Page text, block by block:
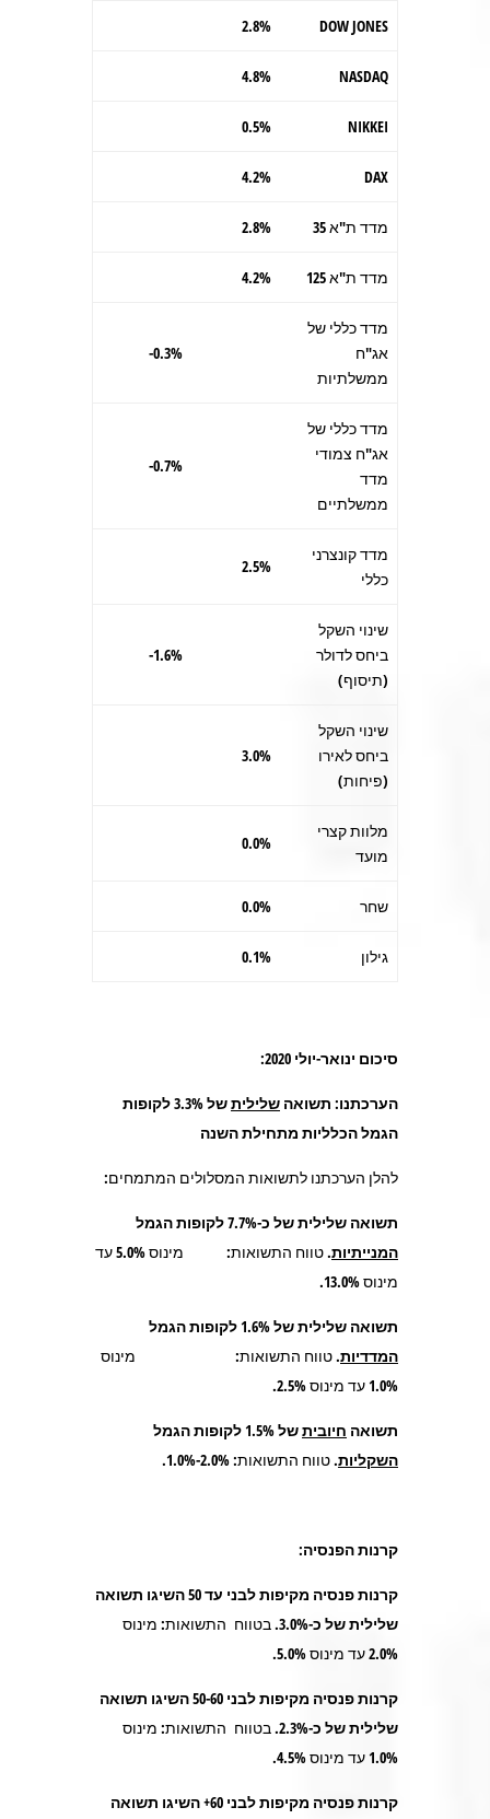
DOW JONES
2.8%
NASDAQ
4.8%
NIKKEI
0.5%
DAX
4.2%
מדד ת"א 35 2.8%
מדד ת"א 125 4.2%
מדד כללי של
אג"ח
ממשלתיות
0.3%-
מדד כללי של
אג"ח צמודי
מדד
ממשלתיים
0.7%-
מדד קונצרני
כללי
2.5%
שינוי השקל
ביחס לדולר
(תיסוף)
1.6%-
שינוי השקל
ביחס לאירו
(פיחות)
3.0%
מלוות קצרי
מועד
0.0%
שחר 0.0%
גילון 0.1%
סיכום ינואר-יולי 2020:
הערכתנו: תשואה שלילית
של 3.3% לקופות
הגמל הכלליות מתחילת השנה
להלן הערכתנו לתשואות המסלולים המתמחים:
תשואה שלילית של כ-7.7% לקופות הגמל
המנייתיות.
טווח התשואות: מינוס 5.0% עד
מינוס 13.0%.
תשואה שלילית של 1.6% לקופות הגמל
המדדיות.טווח התשואות: מינוס
1.0% עד מינוס 2.5%.
תשואה חיוביתשל 1.5% לקופות הגמל
השקליות.טווח התשואות: 2.0%-1.0%.
קרנות הפנסיה:
קרנות פנסיה מקיפות לבני עד 50 השיגו תשואה
שלילית של כ-3.0%
.בטווח התשואות: מינוס
2.0% עד מינוס 5.0%.
קרנות פנסיה מקיפות לבני 50-60 השיגו תשואה
שלילית של כ-2.3%.
בטווח התשואות: מינוס
1.0% עד מינוס 4.5%.
קרנות פנסיה מקיפות לבני 60+ השיגו תשואה